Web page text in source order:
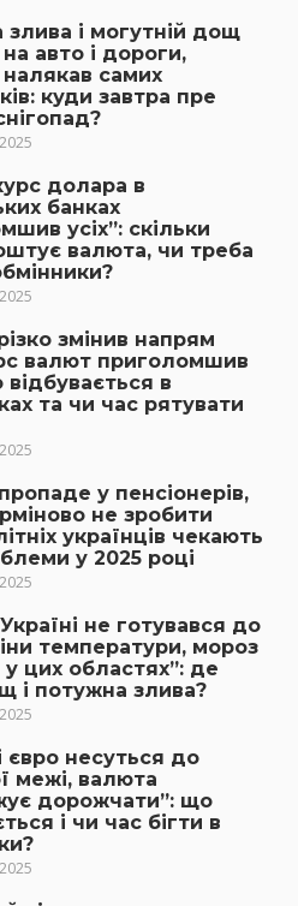
злива і могутній дощ
авто і дороги,
самих
куди завтра пре
долара в
банках
усіх”: скільки
валюта, чи треба
змінив напрям
валют приголомшив
відбувається в
та чи час рятувати
у пенсіонерів,
не зробити
українців чекають
у 2025 році
Україні не готувався до
температури, мороз
цих областях”: де
і потужна злива?
євро несуться до
межі, валюта
дорожчати”: що
і чи час бігти в